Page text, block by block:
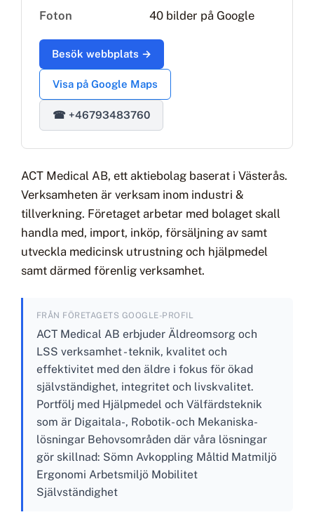
Foton
40 bilder på Google
Besök webbplats →
Visa på Google Maps
☎ +46793483760
ACT Medical AB, ett aktiebolag baserat i Västerås.
Verksamheten är verksam inom industri &
tillverkning. Företaget arbetar med bolaget skall
handla med, import, inköp, försäljning av samt
utveckla medicinsk utrustning och hjälpmedel
samt därmed förenlig verksamhet.
FRÅN FÖRETAGETS GOOGLE-PROFIL
ACT Medical AB erbjuder Äldreomsorg och
LSS verksamhet - teknik, kvalitet och
effektivitet med den äldre i fokus för ökad
självständighet, integritet och livskvalitet.
Portfölj med Hjälpmedel och Välfärdsteknik
som är Digaitala-, Robotik- och Mekaniska-
lösningar Behovsområden där våra lösningar
gör skillnad: Sömn Avkoppling Måltid Matmiljö
Ergonomi Arbetsmiljö Mobilitet
Självständighet